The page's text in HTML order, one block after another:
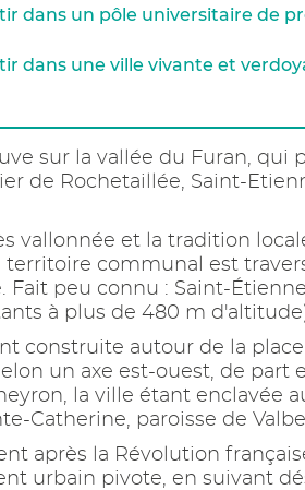
dans un pôle universitaire de
dans une ville vivante et
sur la vallée du Furan, qui
de Rochetaillée, Saint-
vallonnée et la tradition
territoire communal est
Fait peu connu : Saint-
à plus de 480 m
construite autour de la
un axe est-ouest, de part
la ville étant enclavée
Catherine, paroisse de
après la Révolution
urbain pivote, en suivant